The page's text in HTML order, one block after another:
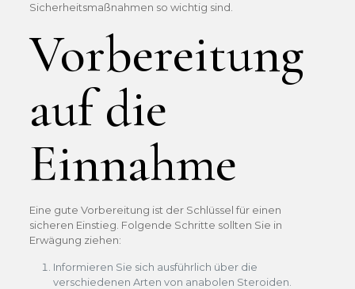
Sicherheitsmaßnahmen so wichtig sind.
Vorbereitung
auf die
Einnahme
Eine gute Vorbereitung ist der Schlüssel für einen
sicheren Einstieg. Folgende Schritte sollten Sie in
Erwägung ziehen:
Informieren Sie sich ausführlich über die
verschiedenen Arten von anabolen Steroiden.